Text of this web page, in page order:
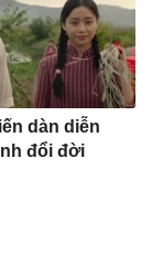
dàn diễn
đổi đời